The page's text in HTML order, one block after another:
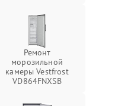
Ремонт
морозильной
камеры Vestfrost
VD864FNXSB